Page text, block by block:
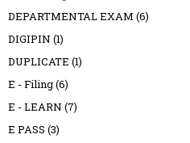
DEPARTMENTAL EXAM (6)
DIGIPIN (1)
DUPLICATE (1)
E - Filing(6)
E - LEARN (7)
E PASS (3)